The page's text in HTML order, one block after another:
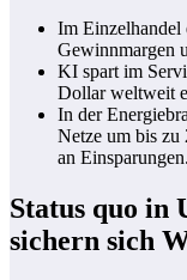
Im Einzelhandel
Gewinnmargen
KI spart im
Dollar weltweit
In der
Netze um bis
an Einsparungen.
Status quo in
sichern sich